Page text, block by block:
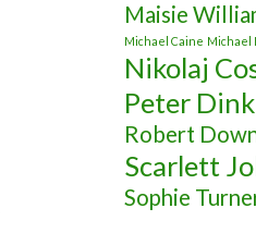
Maisie
Michael Caine Michael
Nikolaj
Peter
Robert
Scarlett
Sophie